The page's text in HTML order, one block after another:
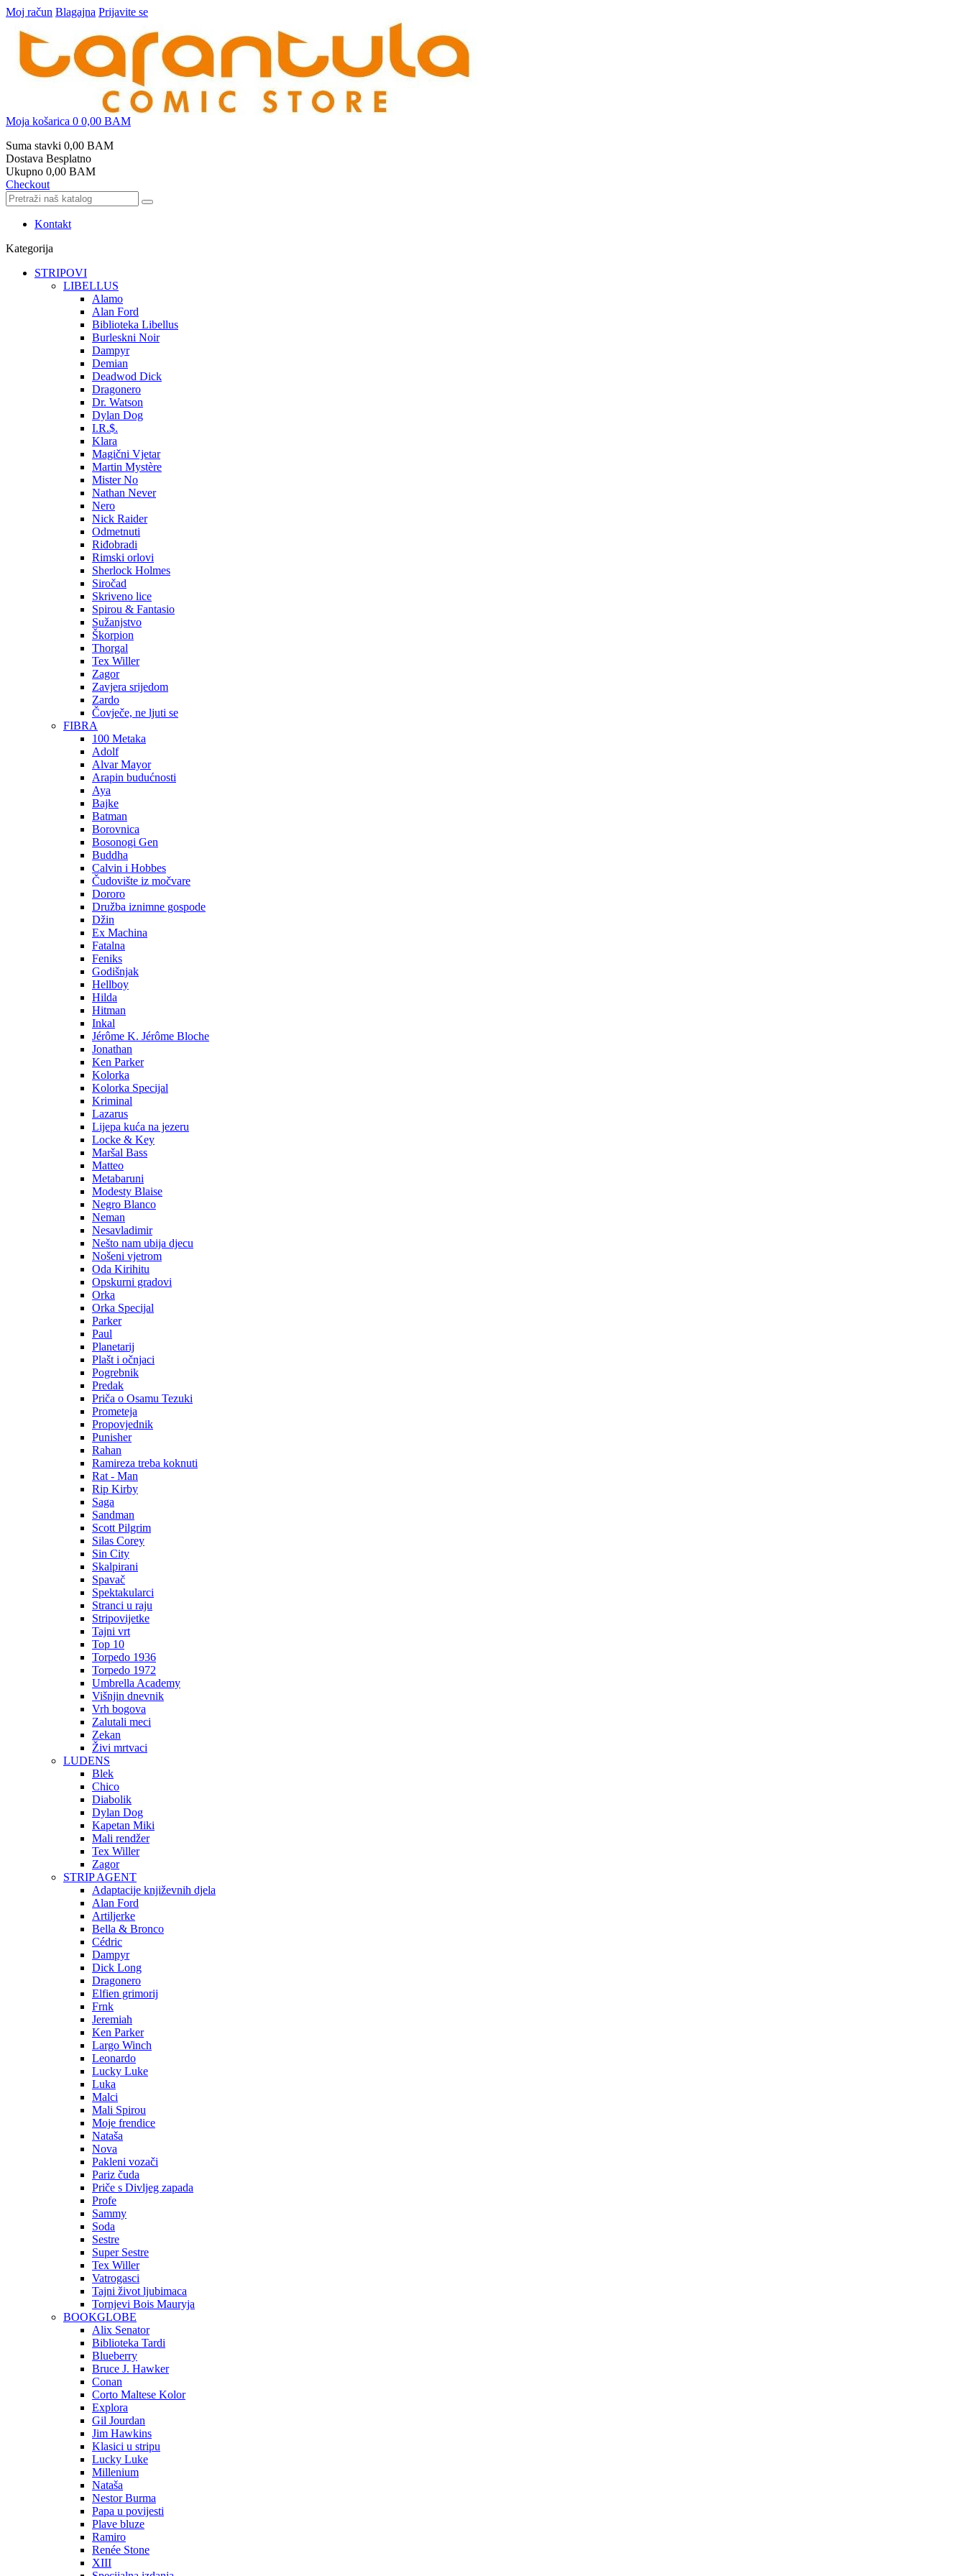
Moj račun Blagajna Prijavite se
Moja košarica 0 0,00 BAM
Suma stavki 0,00 BAM
Dostava Besplatno
Ukupno 0,00 BAM
Checkout
Kontakt
Kategorija
STRIPOVI
LIBELLUS
Alamo
Alan Ford
Biblioteka Libellus
Burleskni Noir
Dampyr
Demian
Deadwod Dick
Dragonero
Dr. Watson
Dylan Dog
I.R.$.
Klara
Magični Vjetar
Martin Mystère
Mister No
Nathan Never
Nero
Nick Raider
Odmetnuti
Riđobradi
Rimski orlovi
Sherlock Holmes
Siročad
Skriveno lice
Spirou & Fantasio
Sužanjstvo
Škorpion
Thorgal
Tex Willer
Zagor
Zavjera srijedom
Zardo
Čovječe, ne ljuti se
FIBRA
100 Metaka
Adolf
Alvar Mayor
Arapin budućnosti
Aya
Bajke
Batman
Borovnica
Bosonogi Gen
Buddha
Calvin i Hobbes
Čudovište iz močvare
Dororo
Družba iznimne gospode
Džin
Ex Machina
Fatalna
Feniks
Godišnjak
Hellboy
Hilda
Hitman
Inkal
Jérôme K. Jérôme Bloche
Jonathan
Ken Parker
Kolorka
Kolorka Specijal
Kriminal
Lazarus
Lijepa kuća na jezeru
Locke & Key
Maršal Bass
Matteo
Metabaruni
Modesty Blaise
Negro Blanco
Neman
Nesavladimir
Nešto nam ubija djecu
Nošeni vjetrom
Oda Kirihitu
Opskurni gradovi
Orka
Orka Specijal
Parker
Paul
Planetarij
Plašt i očnjaci
Pogrebnik
Predak
Priča o Osamu Tezuki
Prometeja
Propovjednik
Punisher
Rahan
Ramireza treba koknuti
Rat - Man
Rip Kirby
Saga
Sandman
Scott Pilgrim
Silas Corey
Sin City
Skalpirani
Spavač
Spektakularci
Stranci u raju
Stripovijetke
Tajni vrt
Top 10
Torpedo 1936
Torpedo 1972
Umbrella Academy
Višnjin dnevnik
Vrh bogova
Zalutali meci
Zekan
Živi mrtvaci
LUDENS
Blek
Chico
Diabolik
Dylan Dog
Kapetan Miki
Mali rendžer
Tex Willer
Zagor
STRIP AGENT
Adaptacije književnih djela
Alan Ford
Artiljerke
Bella & Bronco
Cédric
Dampyr
Dick Long
Dragonero
Elfien grimorij
Frnk
Jeremiah
Ken Parker
Largo Winch
Leonardo
Lucky Luke
Luka
Malci
Mali Spirou
Moje frendice
Nataša
Nova
Pakleni vozači
Pariz čuda
Priče s Divljeg zapada
Profe
Sammy
Soda
Sestre
Super Sestre
Tex Willer
Vatrogasci
Tajni život ljubimaca
Tornjevi Bois Mauryja
BOOKGLOBE
Alix Senator
Biblioteka Tardi
Blueberry
Bruce J. Hawker
Conan
Corto Maltese Kolor
Explora
Gil Jourdan
Jim Hawkins
Klasici u stripu
Lucky Luke
Millenium
Nataša
Nestor Burma
Papa u povijesti
Plave bluze
Ramiro
Renée Stone
XIII